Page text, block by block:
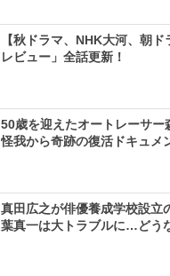
【秋ドラマ、NHK大河、朝
レビュー」全話更新！
50歳を迎えたオートレーサ
怪我から奇跡の復活ドキュメ
真田広之が俳優養成学校設立
葉真一は大トラブルに…どう